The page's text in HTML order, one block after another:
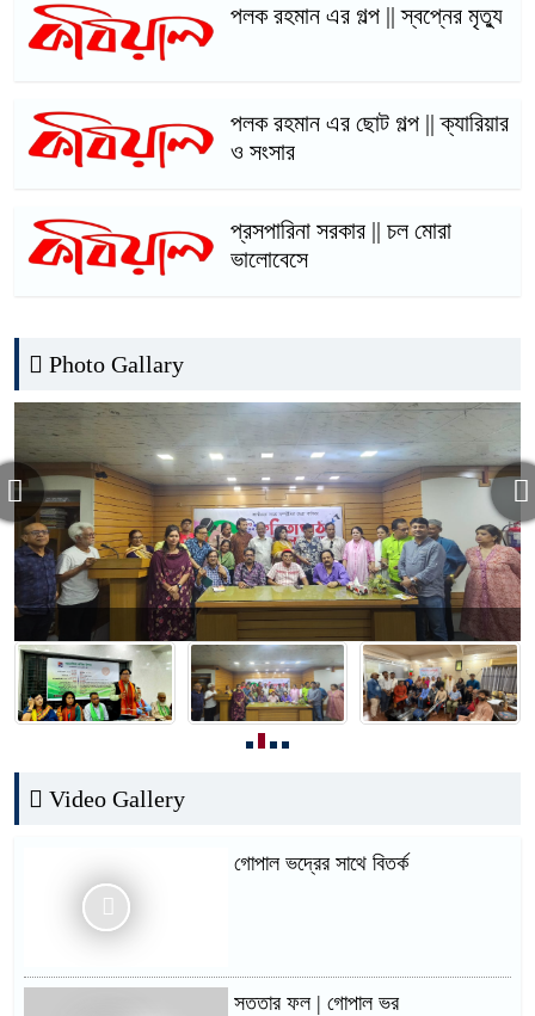
পলক রহমান এর গল্প || স্বপ্নের মৃত্যু
পলক রহমান এর ছোট গল্প || ক্যারিয়ার
ও সংসার
প্রসপারিনা সরকার || চল মোরা
ভালোবেসে
Photo Gallary
Video Gallery
গোপাল ভদ্রের সাথে বিতর্ক
সততার ফল | গোপাল ভর